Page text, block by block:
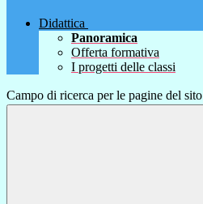
Didattica
Panoramica
Offerta formativa
I progetti delle classi
Campo di ricerca per le pagine del sito